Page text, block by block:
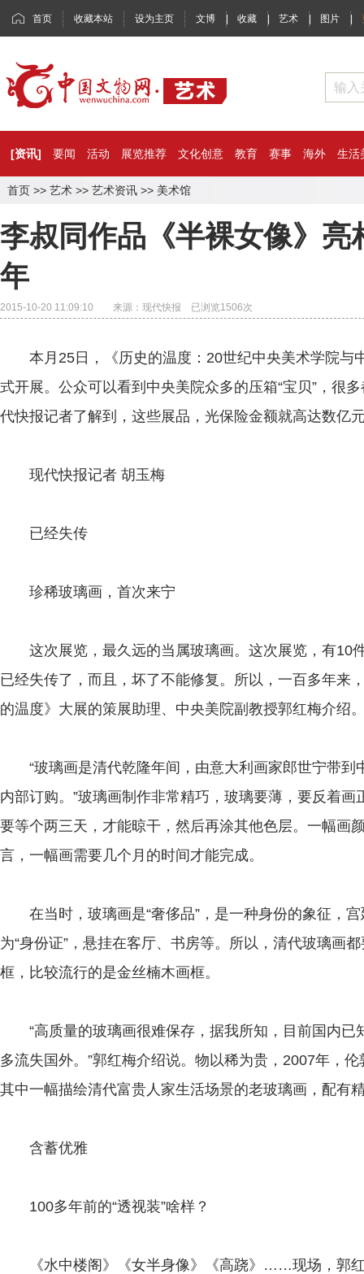
首页 收藏本站 设为主页 文博 | 收藏 | 艺术 | 图片 |
[资讯] 要闻 活动 展览推荐 文化创意 教育 赛事 海外 生活
首页 >> 艺术 >> 艺术资讯 >> 美术馆
李叔同作品《半裸女像》亮
年
2015-10-20 11:09:10 来源：现代快报 已浏览1506次
本月25日，《历史的温度：20世纪中央美术学院与
式开展。公众可以看到中央美院众多的压箱“宝贝”，很
代快报记者了解到，这些展品，光保险金额就高达数亿
现代快报记者 胡玉梅
已经失传
珍稀玻璃画，首次来宁
这次展览，最久远的当属玻璃画。这次展览，有10
已经失传了，而且，坏了不能修复。所以，一百多年来
的温度》大展的策展助理、中央美院副教授郭红梅介绍
“玻璃画是清代乾隆年间，由意大利画家郎世宁带到
内部订购。”玻璃画制作非常精巧，玻璃要薄，要反着
要等个两三天，才能晾干，然后再涂其他色层。一幅画
言，一幅画需要几个月的时间才能完成。
在当时，玻璃画是“奢侈品”，是一种身份的象征，宫
为“身份证”，悬挂在客厅、书房等。所以，清代玻璃画
框，比较流行的是金丝楠木画框。
“高质量的玻璃画很难保存，据我所知，目前国内已
多流失国外。”郭红梅介绍说。物以稀为贵，2007年，
其中一幅描绘清代富贵人家生活场景的老玻璃画，配有
含蓄优雅
100多年前的“透视装”啥样？
《水中楼阁》《女半身像》《高跷》……现场，郭红